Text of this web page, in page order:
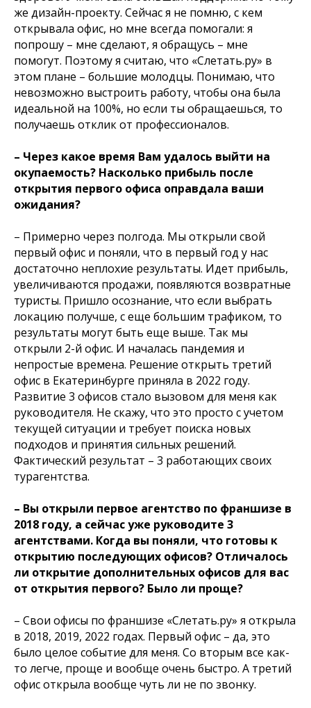
же дизайн-проекту. Сейчас я не помню, с кем
открывала офис, но мне всегда помогали: я
попрошу – мне сделают, я обращусь – мне
помогут. Поэтому я считаю, что «Слетать.ру» в
этом плане – большие молодцы. Понимаю, что
невозможно выстроить работу, чтобы она была
идеальной на 100%, но если ты обращаешься, то
получаешь отклик от профессионалов.
– Через какое время Вам удалось выйти на
окупаемость? Насколько прибыль после
открытия первого офиса оправдала ваши
ожидания?
– Примерно через полгода. Мы открыли свой
первый офис и поняли, что в первый год у нас
достаточно неплохие результаты. Идет прибыль,
увеличиваются продажи, появляются возвратные
туристы. Пришло осознание, что если выбрать
локацию получше, с еще большим трафиком, то
результаты могут быть еще выше. Так мы
открыли 2-й офис. И началась пандемия и
непростые времена. Решение открыть третий
офис в Екатеринбурге приняла в 2022 году.
Развитие 3 офисов стало вызовом для меня как
руководителя. Не скажу, что это просто с учетом
текущей ситуации и требует поиска новых
подходов и принятия сильных решений.
Фактический результат – 3 работающих своих
турагентства.
– Вы открыли первое агентство по франшизе в
2018 году, а сейчас уже руководите 3
агентствами. Когда вы поняли, что готовы к
открытию последующих офисов? Отличалось
ли открытие дополнительных офисов для вас
от открытия первого? Было ли проще?
– Свои офисы по франшизе «Слетать.ру» я открыла
в 2018, 2019, 2022 годах. Первый офис – да, это
было целое событие для меня. Со вторым все как-
то легче, проще и вообще очень быстро. А третий
офис открыла вообще чуть ли не по звонку.